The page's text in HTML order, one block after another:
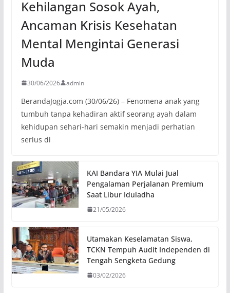
Kehilangan Sosok Ayah,
Ancaman Krisis Kesehatan
Mental Mengintai Generasi
Muda
30/06/2026 admin
BerandaJogja.com (30/06/26) – Fenomena anak yang
tumbuh tanpa kehadiran aktif seorang ayah dalam
kehidupan sehari-hari semakin menjadi perhatian
serius di
KAI Bandara YIA Mulai Jual
Pengalaman Perjalanan Premium
Saat Libur Iduladha
21/05/2026
Utamakan Keselamatan Siswa,
TCKN Tempuh Audit Independen di
Tengah Sengketa Gedung
03/02/2026